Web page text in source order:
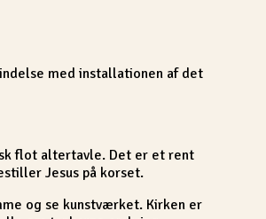
med installationen af det
flot altertavle. Det er et rent
Jesus på korset.
og se kunstværket. Kirken er